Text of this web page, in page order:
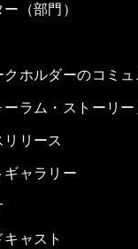
（部門）
クホルダーのコミュ
ーラム・ストーリー
リリース
ギャラリー
ャスト